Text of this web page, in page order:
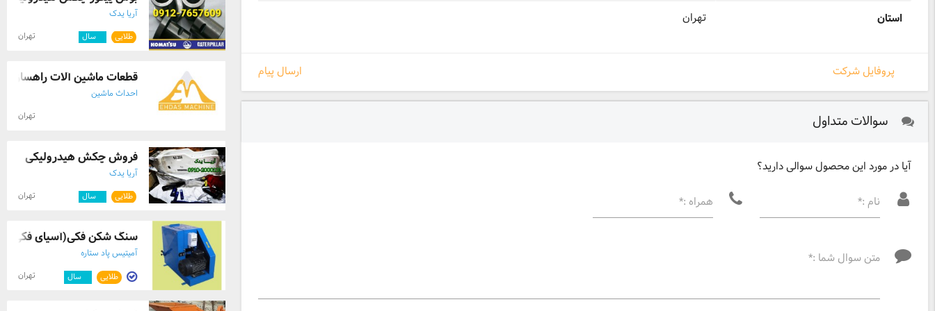
استان تهران
ارسال پیام پروفایل شرکت
سوالات متداول
آیا در مورد این محصول سوالی دارید؟
نام :* همراه :*
متن سوال شما :*
آریا یدک
طلایی سال تهران
قطعات ماشین آلات راهسازی
احداث ماشین
تهران
فروش چکش هیدرولیکی
آریا یدک
طلایی سال تهران
سنگ شکن فکی(آسیای فکی)
آمیتیس پاد ستاره
طلایی سال تهران